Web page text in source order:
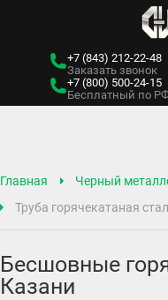
+7 (843) 212-22-48
Заказать звонок
+7 (800) 500-24-15
Бесплатный по
Главная Черный
Труба горячекатаная
Бесшовные
Казани